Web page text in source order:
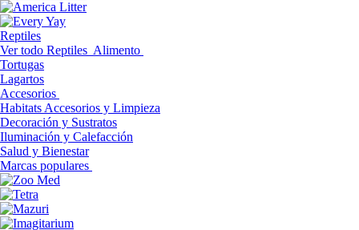
Reptiles
Ver todo Reptiles Alimento
Tortugas
Lagartos
Accesorios
Habitats Accesorios y Limpieza
Decoración y Sustratos
Iluminación y Calefacción
Salud y Bienestar
Marcas populares